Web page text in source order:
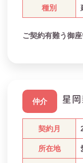
種別
ご契約有難う御座
星
契約月
所在地
仲介